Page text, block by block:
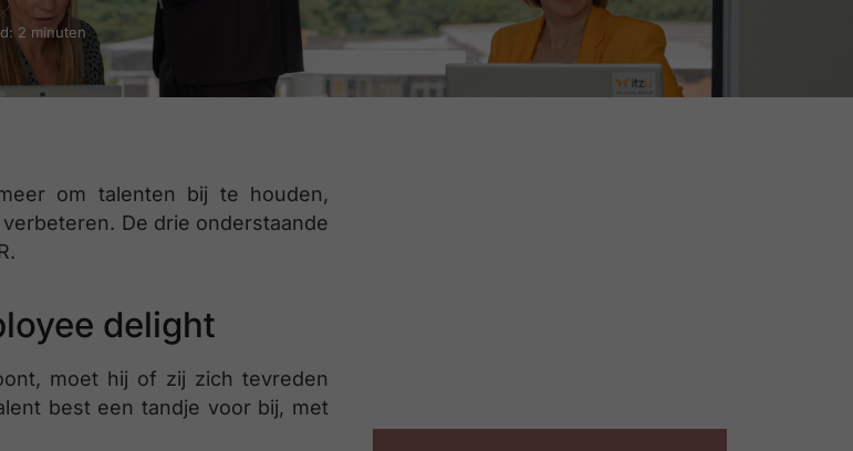
2 minuten
om talenten bij te houden,
De drie onderstaande
delight
moet hij of zij zich tevreden
best een tandje voor bij, met